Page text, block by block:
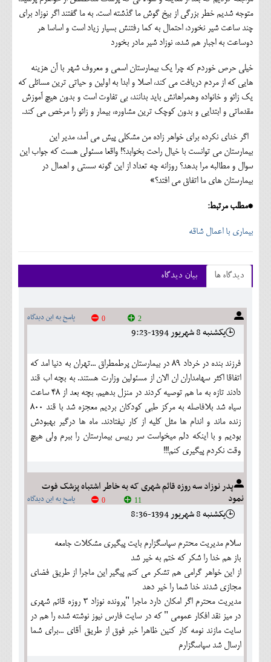
متوجه شدیم خطر بزرگی از بیخ گوش ما گذشته است. به ما گفتند اگر نوزاد برای
چند ساعت شیر نخورد، احتمال به کما رفتنش بسیار زیاد است و اساسا هر
دوساعت به اجبار هم شده، نوزاد شیر مادر بخورد
خیلی حرص خوردم که چرا یک بیمارستان اسمی و معروف شهر با آن هزینه
هایی که از مردم دریافت می کند، اصلا و ابدا به اولین و حیاتی ترین مسائلی که
یک زائو و خانواده وهمراهانش باید بدانند، بی تفاوت است و بدون هیچ آموزش
مقدماتی و ابتدایی و بدون کوچک ترین مشاوره، بیمار و زائو را مرخص می کند.
اگر خدای نکرده برای خواهر زاده من مشکلی پیش می آمد، مدیر این
بیمارستان می توانست با خیال راحت بخوابد؟! واقعا مسئولی هست که جواب این
سوال و مطالبه مرا بدهد؟ روزانه چه تعداد از این گونه سستی و اهمال در
بیمارستان های ما اتفاق می افتد؟»
*مطلب مرتبط:
بیماری با اعمال شاقه
دیدگاه ها بیان دیدگاه
پاسخ به این دیدگاه 2
0
يکشنبه 8 شهريور 1394-9:23
فرزند بنده در خرداد 89 در بیمارستان پرطمطراق ...تهران به دنیا امد که
اتفاقا اکثر سهامداران ان الان از مسئولین وزارت هستند. به بچه اب قند
دادند تازه به ما هم توصیه کردند در منزل بدهیم. بچه بعد از 48 ساعت
سیاه شد بلافاصله به مرکز طبی کودکان بردیم معجزه شد با قند 800
زنده ماند و اندام ها مثل کلیه از کار نیفتادند. ماه ها درگیر بهبودش
بودیم و با اینکه دلم میخواست سر رییس بیمارستان را ببرم ولی هیچ
وقت نکردم پیگیری کنم!!!
پدر نوزاد سه روزه قائم شهری که به خاطر اشتباه پزشک فوت
نمود پاسخ به این دیدگاه 11
0
يکشنبه 8 شهريور 1394-8:36
سلام مدیریت محترم سپاسگزارم بایت پیگیری مشکلات جامعه
باز هم خدا را شکر که ختم به خیر شد
از این خواهر گرامی هم تشکر می کنم پیگیر این ماجرا از طریق فضای
مجازی شدند خدا شما را خیر دهد
مدیریت محترم اگر امکان دارد ماجرا "پرونده نوزاد 3 روزه قائم شهری
در میز نقد افکار عمومی " که در سایت فارس نیوز نوشته شده را هم در
سایت مازند نومه کار کنین ظاهرا خبر فوق از طریق آقای ...برای شما
ارسال شد سپاسگزارم